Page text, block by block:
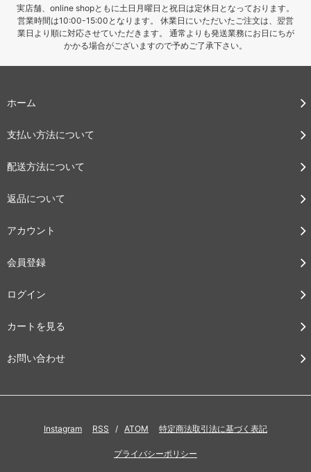
実店舗、online shopともに土日月曜日と祝日は定休日となっております。
営業時間は10:00-15:00となります。 休業日にいただいたご注文は、翌営
業日より順に対応させていただきます。 通常よりも発送業務にお日にちが
かかる場合がございますので予めご了承下さい。
ホーム
支払い方法について
配送方法について
返品について
アカウント
会員登録
ログイン
カートを見る
お問い合わせ
Instagram RSS / ATOM 特定商法取引法に基づく表記
プライバシーポリシー